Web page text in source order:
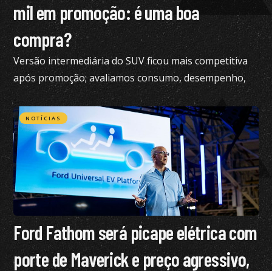
mil em promoção: é uma boa
compra?
Versão intermediária do SUV ficou mais competitiva
após promoção; avaliamos consumo, desempenho,
conforto e mais
NOTÍCIAS
Ford Fathom será picape elétrica com
porte de Maverick e preço agressivo,